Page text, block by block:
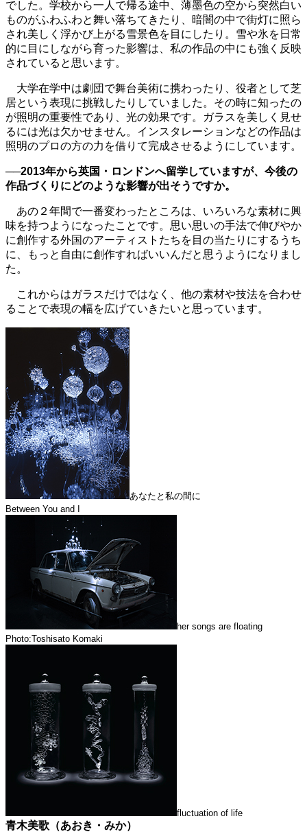
でした。学校から一人で帰る途中、薄墨色の空から突然白い
ものがふわふわと舞い落ちてきたり、暗闇の中で街灯に照ら
され美しく浮かび上がる雪景色を目にしたり。雪や氷を日常
的に目にしながら育った影響は、私の作品の中にも強く反映
されていると思います。
大学在学中は劇団で舞台美術に携わったり、役者として芝
居という表現に挑戦したりしていました。その時に知ったの
が照明の重要性であり、光の効果です。ガラスを美しく見せ
るには光は欠かせません。インスタレーションなどの作品は
照明のプロの方の力を借りて完成させるようにしています。
──2013年から英国・ロンドンへ留学していますが、今後の
作品づくりにどのような影響が出そうですか。
あの２年間で一番変わったところは、いろいろな素材に興
味を持つようになったことです。思い思いの手法で伸びやか
に創作する外国のアーティストたちを目の当たりにするうち
に、もっと自由に創作すればいいんだと思うようになりまし
た。
これからはガラスだけではなく、他の素材や技法を合わせ
ることで表現の幅を広げていきたいと思っています。
あなたと私の間に
Between You and I
her songs are floating
Photo:Toshisato Komaki
fluctuation of life
青木美歌（あおき・みか）